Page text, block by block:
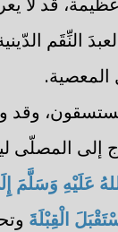
النِّقَم
المعصية.
وقد
إلى المصلّى
عَلَيْهِ وَسَلَّمَ
الْقِبْلَةَ